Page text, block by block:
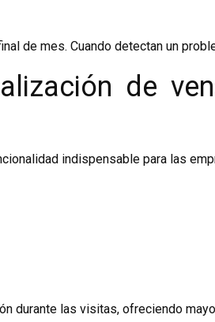
de mes. Cuando detectan un
de
indispensable para las
durante las visitas, ofreciendo